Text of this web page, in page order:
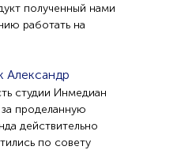
полученный нами
работать на
студии Инмедиан
проделанную
действительно
по совету